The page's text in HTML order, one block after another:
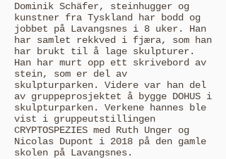
Dominik Schäfer, steinhugger og
kunstner fra Tyskland har bodd og
jobbet på Lavangsnes i 8 uker. Han
har samlet rekkved i fjæra, som han
har brukt til å lage skulpturer.
Han har murt opp ett skrivebord av
stein, som er del av
skulpturparken. Videre var han del
av gruppeprosjektet å bygge DOHUS i
skulpturparken. Verkene hannes ble
vist i gruppeutstillingen
CRYPTOSPEZIES med Ruth Unger og
Nicolas Dupont i 2018 på den gamle
skolen på Lavangsnes.